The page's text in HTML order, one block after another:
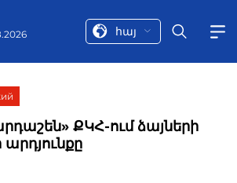
հայ
ՔԿՀ-ում ձայների